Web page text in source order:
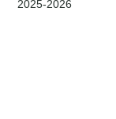
2025-2026